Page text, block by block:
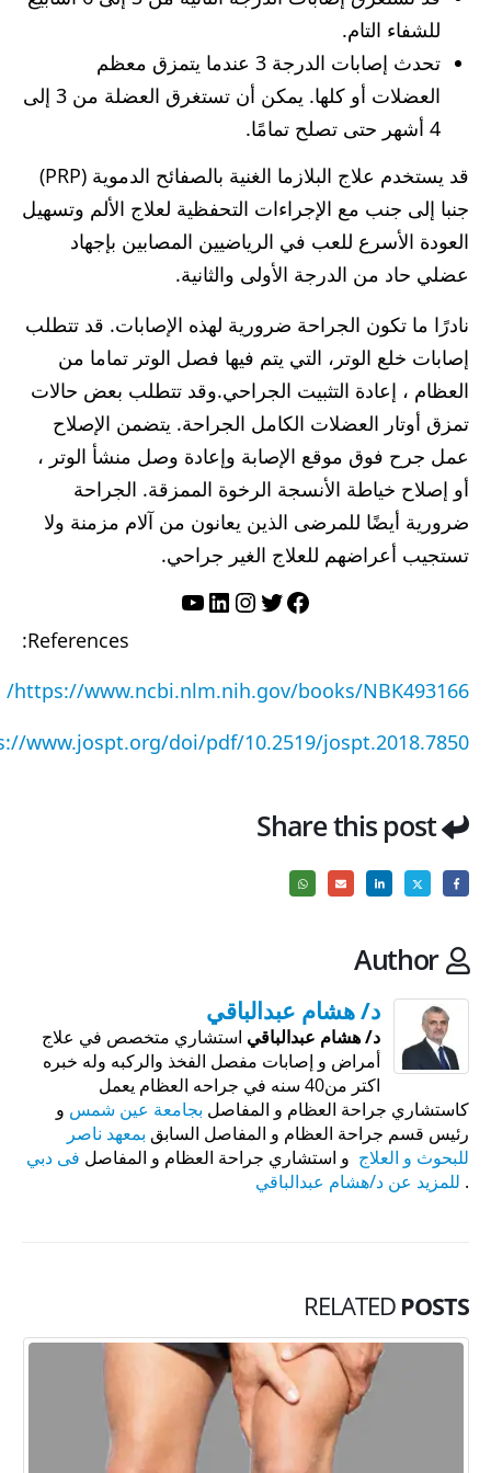
للشفاء التام.
تحدث إصابات الدرجة 3 عندما يتمزق معظم
العضلات أو كلها. يمكن أن تستغرق العضلة من 3 إلى
4 أشهر حتى تصلح تمامًا.
قد يستخدم علاج البلازما الغنية بالصفائح الدموية (PRP)
جنبا إلى جنب مع الإجراءات التحفظية لعلاج الألم وتسهيل
العودة الأسرع للعب في الرياضيين المصابين بإجهاد
عضلي حاد من الدرجة الأولى والثانية.
نادرًا ما تكون الجراحة ضرورية لهذه الإصابات. قد تتطلب
إصابات خلع الوتر، التي يتم فيها فصل الوتر تماما من
العظام ، إعادة التثبيت الجراحي.وقد تتطلب بعض حالات
تمزق أوتار العضلات الكامل الجراحة. يتضمن الإصلاح
عمل جرح فوق موقع الإصابة وإعادة وصل منشأ الوتر ،
أو إصلاح خياطة الأنسجة الرخوة الممزقة. الجراحة
ضرورية أيضًا للمرضى الذين يعانون من آلام مزمنة ولا
تستجيب أعراضهم للعلاج الغير جراحي.
فيسبوك
تويترإنستجرام
لينكد إنيوتيوب
References:
https://www.ncbi.nlm.nih.gov/books/NBK493166/
www.jospt.org/doi/pdf/10.2519/jospt.2018.7850
Share this post
Author
د/ هشام عبدالباقي
د/ هشام عبدالباقي استشاري متخصص في علاج
أمراض و إصابات مفصل الفخذ والركبه وله خبره
اكتر من40 سنه في جراحه العظام يعمل
كاستشاري جراحة العظام و المفاصل بجامعة عين شمس و
رئيس قسم جراحة العظام و المفاصل السابق بمعهد ناصر
للبحوث و العلاج و استشاري جراحة العظام و المفاصل فى دبي
. للمزيد عن د/هشام عبدالباقي
RELATED POSTS